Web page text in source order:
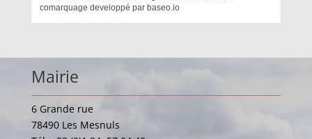
comarquage developpé par baseo.io
Mairie
6 Grande rue
78490 Les Mesnuls